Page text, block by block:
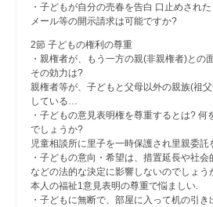
・子どもが自分の売春を告白 口止めされ
メール等の開示請求は可能ですか?
2節 子どもの権利の尊重
・親権者が、もう一方の親(非親権者)との
その効力は?
親権者等が、子どもと父母以外の親族(祖
している…
・子どもの意見表明権を尊重するとは?
でしょうか?
児童相談所に里子を一時保護され里親委託
・子どもの意向・希望は、措置延長や社
などの法的な決定に影響しないのでしょう
本人の福祉1意見表明の尊重で悩ましい.
・子どもに無断で、部屋に入って机の引